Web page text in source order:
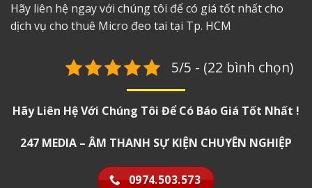
Hãy liên hệ ngay với chúng tôi để có giá tốt nhất cho
dịch vụ cho thuê Micro đeo tai tại Tp. HCM
5/5 - (22 bình chọn)
Hãy Liên Hệ Với Chúng Tôi Để Có Báo Giá Tốt Nhất !
247 MEDIA – ÂM THANH SỰ KIỆN CHUYÊN NGHIỆP
0974.503.573